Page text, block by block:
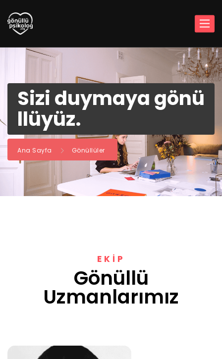
Sizi duymaya gönü
llüyüz.
Ana Sayfa Gönüllüler
EKİP
Gönüllü
Uzmanlarımız